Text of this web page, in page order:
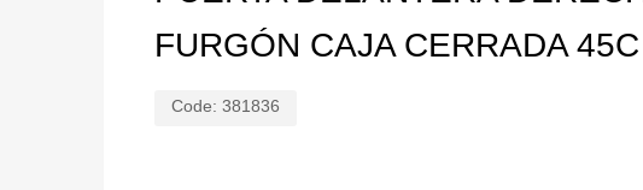
FURGÓN CAJA CERRADA
Code: 381836